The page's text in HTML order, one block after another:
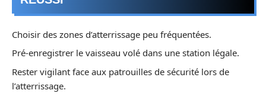
Choisir des zones d’atterrissage peu fréquentées.
Pré-enregistrer le vaisseau volé dans une station légale.
Rester vigilant face aux patrouilles de sécurité lors de
l’atterrissage.